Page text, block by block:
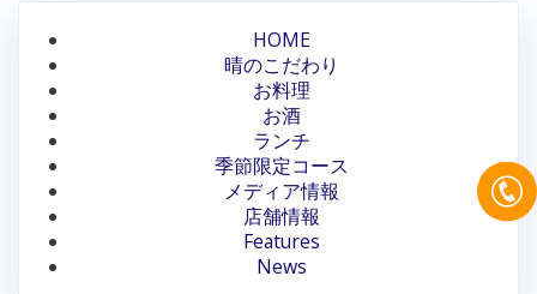
ビ
ゲ
ー
シ
ョ
ン
HOME
晴のこだわり
お料理
お酒
ランチ
季節限定コース
メディア情報
店舗情報
Features
News